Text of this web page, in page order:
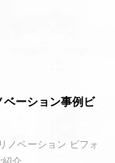
ベーション事例ビ
ノベーション ビフォ